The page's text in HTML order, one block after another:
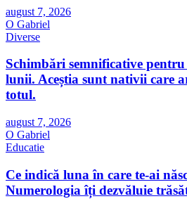
august 7, 2026
O Gabriel
Diverse
Schimbări semnificative
lunii. Aceștia sunt nativii care
totul.
august 7, 2026
O Gabriel
Educatie
Ce indică luna în care te-ai
Numerologia îți dezvăluie